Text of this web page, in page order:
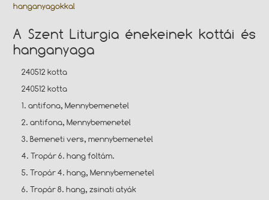
hanganyagokkal
A Szent Liturgia énekeinek kottái és
hanganyaga
240512 kotta
240512 kotta
1. antifona, Mennybemenetel
2. antifona, Mennybemenetel
3. Bemeneti vers, mennybemenetel
4. Tropár 6. hang föltám.
5. Tropár 4. hang, Mennybemenetel
6. Tropár 8. hang, zsinati atyák